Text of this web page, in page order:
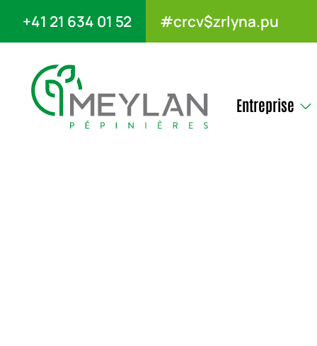
+41 21 634 01 52 #crcv$zrlyna.pu
Entreprise